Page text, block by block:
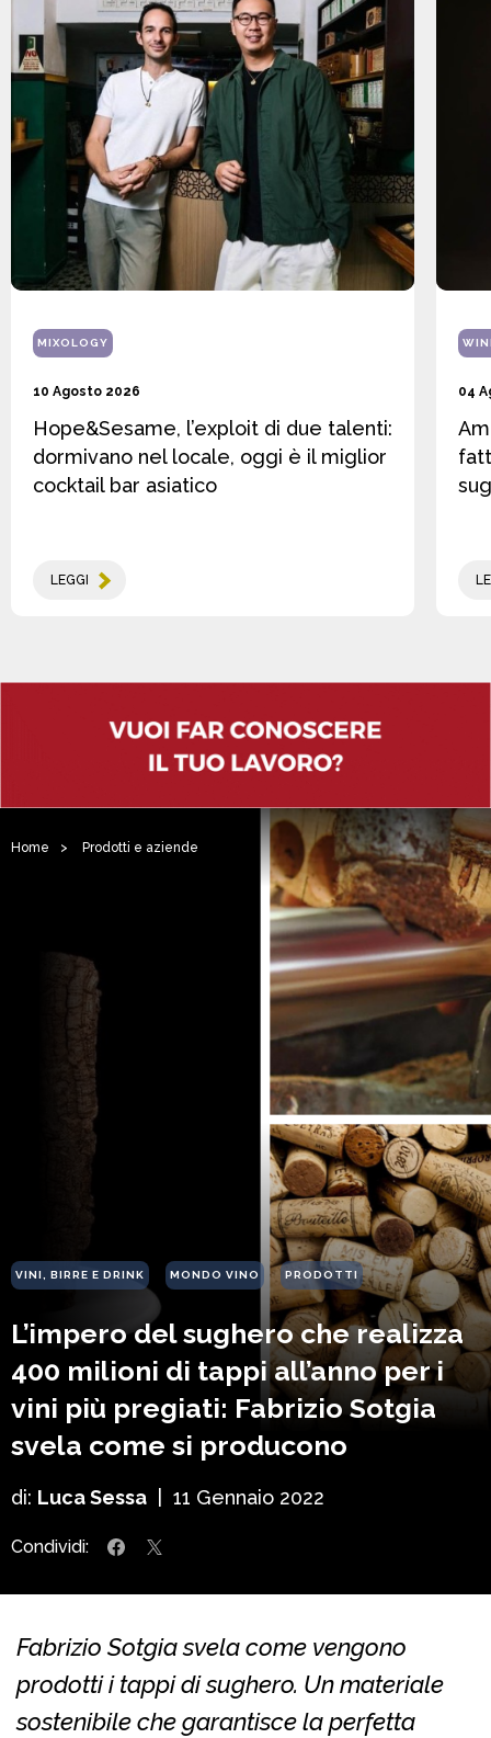
MIXOLOGY
10 Agosto 2026
Hope&Sesame, l’exploit di due talenti:
dormivano nel locale, oggi è il miglior
cocktail bar asiatico
LEGGI
04
Home > Prodotti e aziende
VINI, BIRRE E DRINK MONDO VINO PRODOTTI
L’impero del sughero che realizza
400 milioni di tappi all’anno per i
vini più pregiati: Fabrizio Sotgia
svela come si producono
di: Luca Sessa 11 Gennaio 2022
Condividi:
Fabrizio Sotgia svela come vengono
prodotti i tappi di sughero. Un materiale
sostenibile che garantisce la perfetta